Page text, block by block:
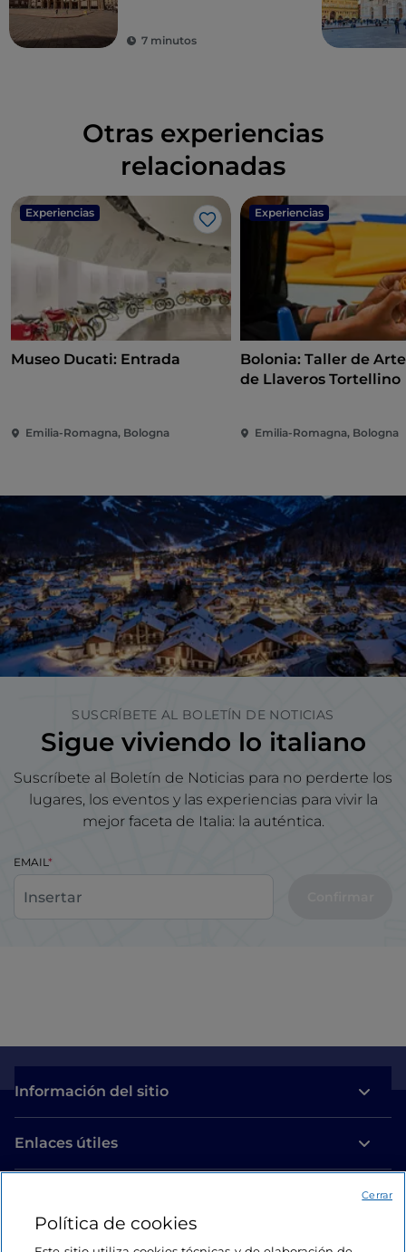
7 minutos
Otras experiencias
relacionadas
Experiencias
Me gusta
Museo Ducati: Entrada
Emilia-Romagna, Bologna
Experiencias
Bolonia: Taller de
de Llaveros Tortellino
Emilia-Romagna, Bologna
SUSCRÍBETE AL BOLETÍN DE NOTICIAS
Sigue viviendo lo italiano
Suscríbete al Boletín de Noticias para no perderte los
lugares, los eventos y las experiencias para vivir la
mejor faceta de Italia: la auténtica.
EMAIL
Información del sitio
Enlaces útiles
Estamos en contacto
Política de cookies
Cerrar